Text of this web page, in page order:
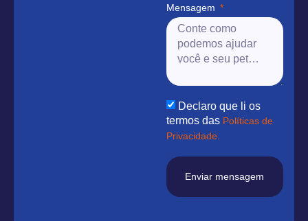
Mensagem
Declaro que li os
termos das Políticas de
Privacidade.
Enviar mensagem